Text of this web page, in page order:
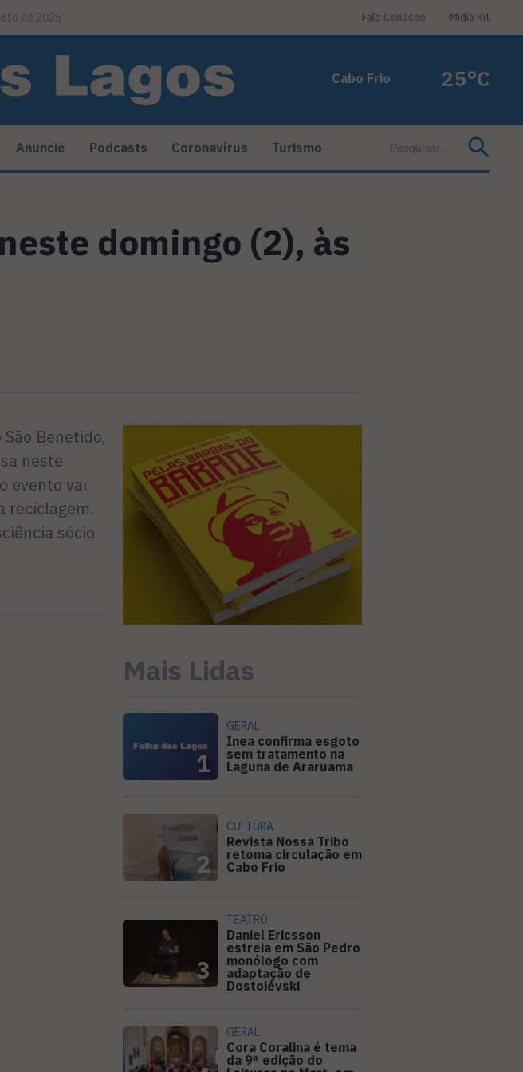
de 2026 Fale Conosco Midia Kit
Cabo Frio 25°C
Anuncie Podcasts Coronavírus Turismo
domingo (2), às
Benetido,
neste
evento vai
reciclagem.
sócio
Mais Lidas
1
GERAL
Inea confirma esgoto
sem tratamento na
Laguna de Araruama
2
CULTURA
Revista Nossa Tribo
retoma circulação em
Cabo Frio
3
TEATRO
Daniel Ericsson
estreia em São Pedro
monólogo com
adaptação de
Dostoiévski
GERAL
Cora Coralina é tema
da 9ª edição do